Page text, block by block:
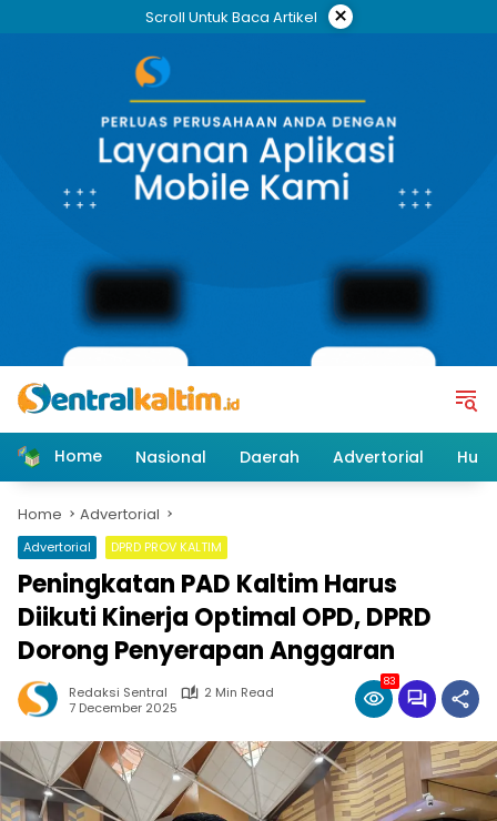
Scroll Untuk Baca Artikel ×
Home Nasional Daerah Advertorial
Home Advertorial
Advertorial DPRD PROV KALTIM
Peningkatan PAD Kaltim Harus
Diikuti Kinerja Optimal OPD, DPRD
Dorong Penyerapan Anggaran
Redaksi Sentral
2 Min Read
7 December 2025
83